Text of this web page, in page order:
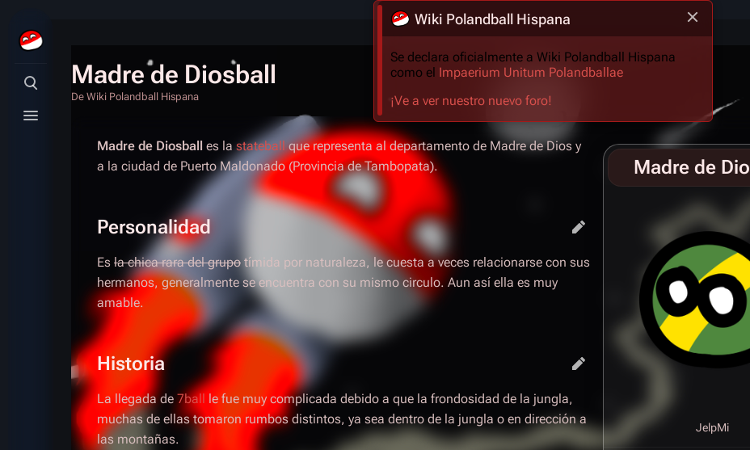
Búsqueda alternativa
Menú alternativo
Wiki Polandball Hispana
Se declara oficialmente a Wiki Polandball Hispana
como el Impaerium Unitum Polandballae
¡Ve a ver nuestro nuevo foro!
Madre de Diosball
De Wiki Polandball Hispana
Madre de
JelpMi
Madre de Diosball es lastateballque representa al departamento de Madre de Dios y
a la ciudad de Puerto Maldonado (Provincia de Tambopata).
Personalidad
Es la chica rara del grupo tímida por naturaleza, le cuesta a veces relacionarse con sus
hermanos, generalmente se encuentra con su mismo circulo. Aun así ella es muy
amable.
Historia
La llegada de7ball le fue muy complicada debido a que la frondosidad de la jungla,
muchas de ellas tomaron rumbos distintos, ya sea dentro de la jungla o en dirección a
las montañas.